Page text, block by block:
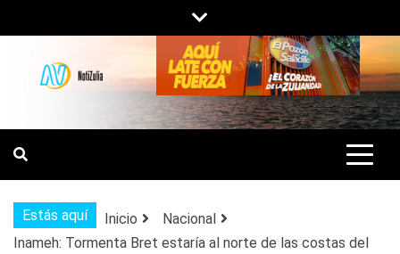
al
contenido
NOTIZULIA
NOTICIAS DEL ZULIA, VENEZUELA Y
DE INTERÉS GENERAL.
Estás aquí Inicio
Nacional
Inameh: Tormenta Bret estaría al norte de las costas del